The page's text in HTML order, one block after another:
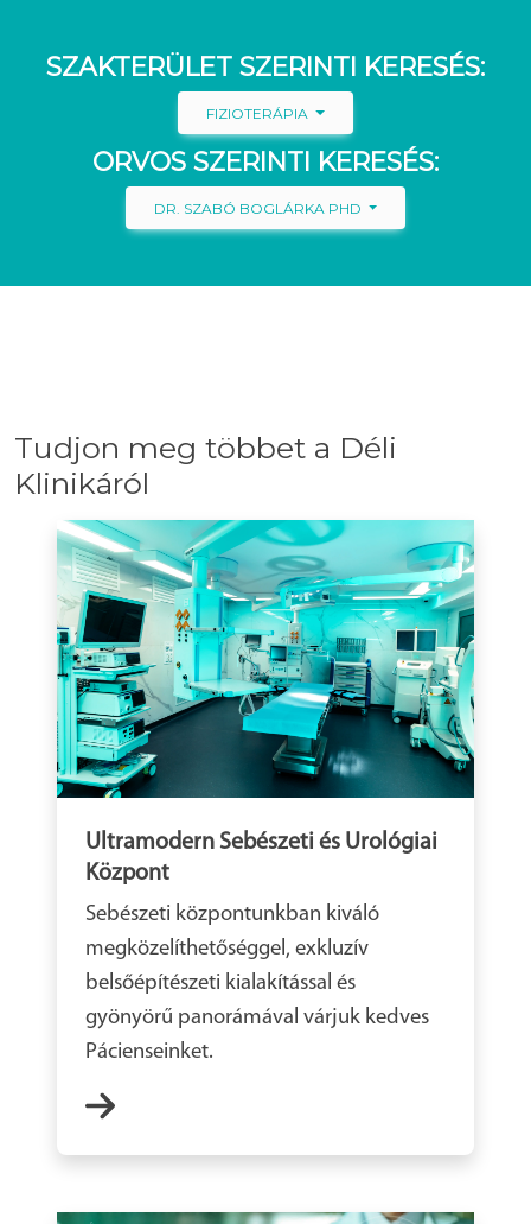
SZAKTERÜLET SZERINTI KERESÉS:
FIZIOTERÁPIA
ORVOS SZERINTI KERESÉS:
DR. SZABÓ BOGLÁRKA PHD
Tudjon meg többet a Déli
Klinikáról
Ultramodern Sebészeti és Urológiai
Központ
Sebészeti központunkban kiváló
megközelíthetőséggel, exkluzív
belsőépítészeti kialakítással és
gyönyörű panorámával várjuk kedves
Pácienseinket.